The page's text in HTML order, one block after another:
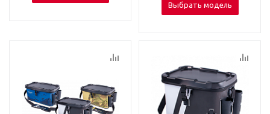
Выбрать модель